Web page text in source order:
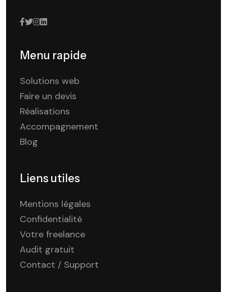
Menu rapide
Solutions web
Faire un devis
Réalisations
Accompagnement
Blog
Liens utiles
Mentions légales
Confidentialité
Votre freelance
Audit gratuit
Contact / Support